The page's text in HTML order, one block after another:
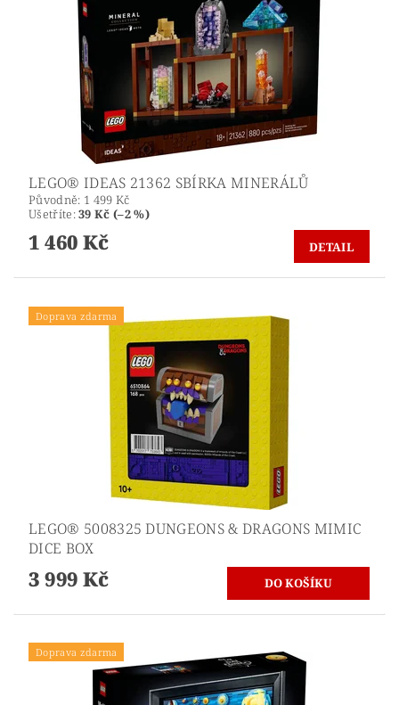
LEGO® IDEAS 21362 SBÍRKA MINERÁLŮ
Původně: 1 499 Kč
Ušetříte:39 Kč (–2 %)
1 460 Kč DETAIL
Doprava zdarma
LEGO® 5008325 DUNGEONS & DRAGONS MIMIC
DICE BOX
3 999 Kč
Doprava zdarma